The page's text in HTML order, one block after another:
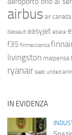
airbus air canada
dassault easyjet ebace
f35 finmeccanica
livingston malpensa
ryanair saab united
IN EVIDENZA